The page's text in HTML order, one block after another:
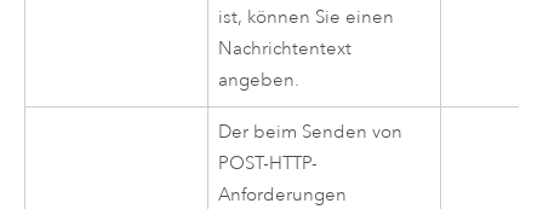
ist, können Sie einen
Nachrichtentext
angeben.
Der beim Senden von
POST-HTTP-
Anforderungen